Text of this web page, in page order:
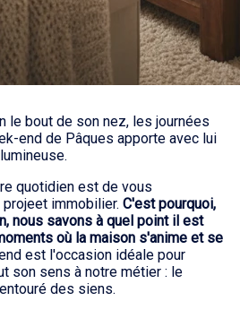
le bout de son nez, les journées
end de Pâques apporte avec lui
quotidien est de vous
immobilier. C'est pourquoi,
nous savons à quel point il est
où la maison s'anime et se
est l'occasion idéale pour
son sens à notre métier : le
des siens.